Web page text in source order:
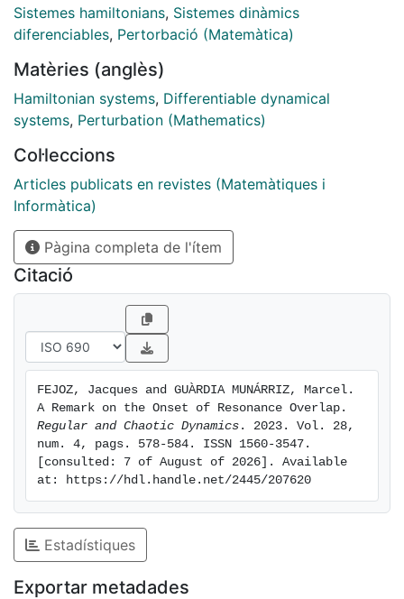
resonance overlap and nonintegrability. Within some
thin region of the parameter plane, classical
instability and symbolic dynamics, thus illustrating
Chirikov’s criterion.
Sistemes hamiltonians, Sistemes dinàmics
diferenciables, Pertorbació (Matemàtica)
Matèries (anglès)
Hamiltonian systems, Differentiable dynamical
systems, Perturbation (Mathematics)
Col·leccions
Articles publicats en revistes (Matemàtiques i
Informàtica)
Pàgina completa de l'ítem
Citació
FEJOZ, Jacques and GUÀRDIA MUNÁRRIZ, Marcel.
Regular and Chaotic Dynamics . 2023. Vol. 28,
num. 4, pags. 578-584. ISSN 1560-3547.
[consulted: 7 of August of 2026]. Available
at: https://hdl.handle.net/2445/207620
Estadístiques
Exportar metadades